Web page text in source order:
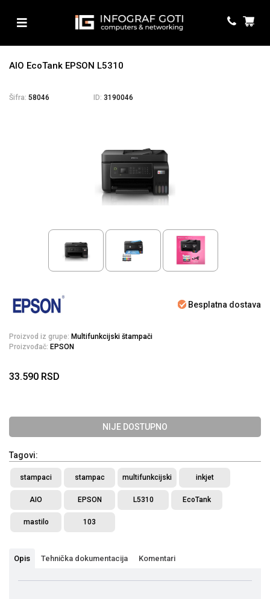
AIO EcoTank EPSON L5310
Šifra: 58046 ID: 3190046
Besplatna dostava
Proizvod iz grupe: Multifunkcijski štampači
Proizvođač: EPSON
33.590 RSD
NIJE DOSTUPNO
Tagovi:
stampaci stampac multifunkcijski inkjet
AIO EPSON L5310 EcoTank
mastilo 103
Opis Tehnička dokumentacija Komentari